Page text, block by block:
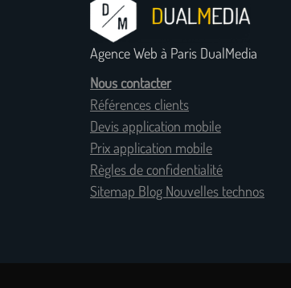
Agence Web à Paris DualMedia
Nous contacter
Références clients
Devis application mobile
Prix application mobile
Règles de confidentialité
Sitemap Blog Nouvelles technos